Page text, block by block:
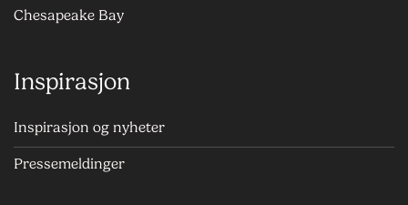
Chesapeake Bay
Inspirasjon
Inspirasjon og nyheter
Pressemeldinger